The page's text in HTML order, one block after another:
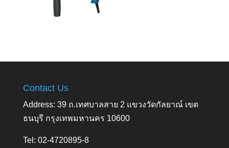
Contact Us
Address: 39 ถ.เทศบาลสาย 2 แขวงวัดกัลยาณ์ เขต
ธนบุรี กรุงเทพมหานคร 10600
Tel: 02-4720895-8